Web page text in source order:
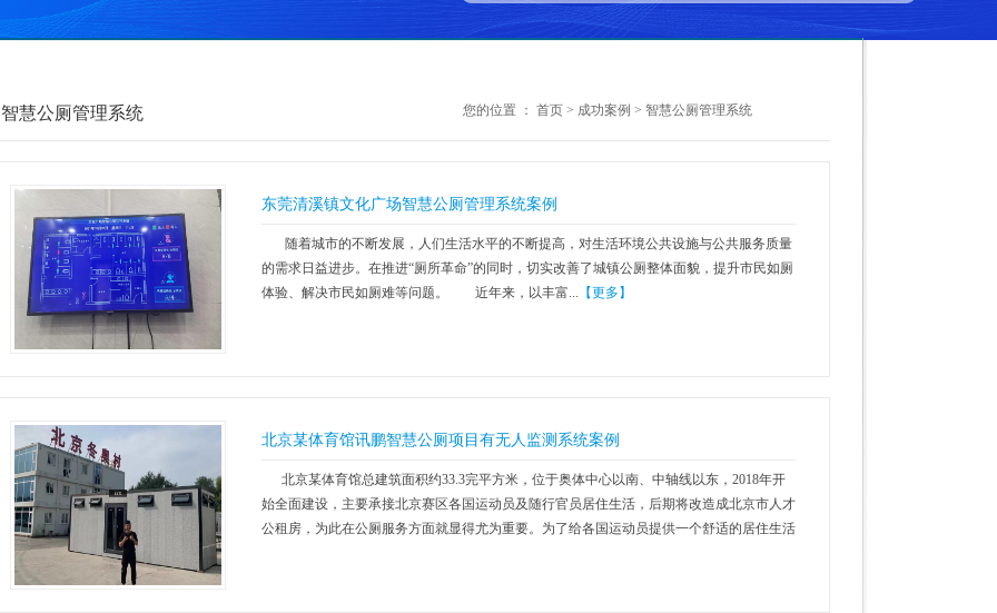
智慧公厕管理系统 您的位置 ： 首页 > 成功案例 > 智慧公厕管理系统
东莞清溪镇文化广场智慧公厕管理系统案例
随着城市的不断发展，人们生活水平的不断提高，对生活环境公共设施与公共服务质量
的需求日益进步。在推进“厕所革命”的同时，切实改善了城镇公厕整体面貌，提升市民如厕
体验、解决市民如厕难等问题。 近年来，以丰富... 【更多】
北京某体育馆讯鹏智慧公厕项目有无人监测系统案例
北京某体育馆总建筑面积约33.3完平方米，位于奥体中心以南、中轴线以东，2018年开
始全面建设，主要承接北京赛区各国运动员及随行官员居住生活，后期将改造成北京市人才
公租房，为此在公厕服务方面就显得尤为重要。为了给各国运动员提供一个舒适的居住生活